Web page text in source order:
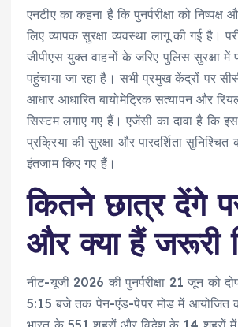
एनटीए का कहना है कि पुनर्परीक्षा को निष्पक्ष
लिए व्यापक सुरक्षा व्यवस्था लागू की गई है।
जीपीएस युक्त वाहनों के जरिए पुलिस सुरक्षा में
पहुंचाया जा रहा है। सभी प्रमुख केंद्रों पर
आधार आधारित बायोमेट्रिक सत्यापन और
सिस्टम लगाए गए हैं। एजेंसी का दावा है कि इस
प्रक्रिया की सुरक्षा और पारदर्शिता
इंतजाम किए गए हैं।
कितने छात्र देंगे
और क्या हैं जरूरी
नीट-यूजी 2026 की पुनर्परीक्षा 21 जून को
5:15 बजे तक पेन-एंड-पेपर मोड में आयोजित की